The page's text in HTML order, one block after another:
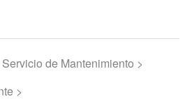
de Mantenimiento >
>